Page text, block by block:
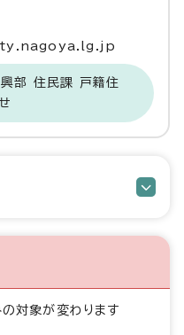
部 住民課 戸籍住
対象が変わります